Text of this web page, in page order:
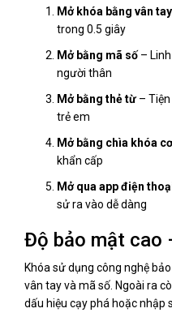
Mở khóa bằng vân tay
trong 0.5 giây
Mở bằng mã số– Linh
người thân
Mở bằng thẻ từ –
trẻ em
Mở bằng chìa khóa cơ
khẩn cấp
Mở qua app điện
sử ra vào dễ dàng
Độ bảo mật cao
Khóa sử dụng công nghệ
vân tay và mã số. Ngoài ra
dấu hiệu cạy phá hoặc nhập